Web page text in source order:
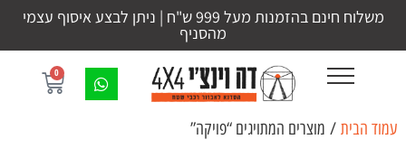
משלוח חינם בהזמנות מעל 999 ש"ח | ניתן לבצע איסוף עצמי
מהסניף
0
עמוד הבית / מוצרים המתויגים “פויקה”